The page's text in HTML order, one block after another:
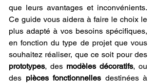
que leurs avantages et inconvénients.
Ce guide vous aidera à faire le choix le
plus adapté à vos besoins spécifiques,
en fonction du type de projet que vous
prototypes, des modèles décoratifs, ou
des pièces fonctionnelles destinées à